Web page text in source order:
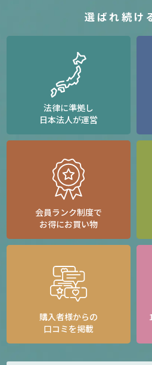
選ばれ続け
法律に準拠し
日本法人が運営
会員ランク制度で
お得にお買い物
購入者様からの
口コミを掲載